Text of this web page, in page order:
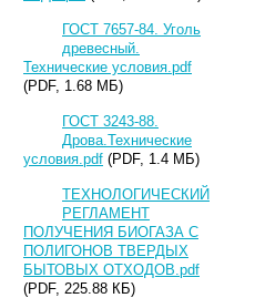
ГОСТ 7657-84. Уголь
древесный.
Технические условия.pdf
(PDF, 1.68 МБ)
ГОСТ 3243-88.
Дрова.Технические
условия.pdf (PDF, 1.4 МБ)
ТЕХНОЛОГИЧЕСКИЙ
РЕГЛАМЕНТ
ПОЛУЧЕНИЯ БИОГАЗА С
ПОЛИГОНОВ ТВЕРДЫХ
БЫТОВЫХ ОТХОДОВ.pdf
(PDF, 225.88 КБ)